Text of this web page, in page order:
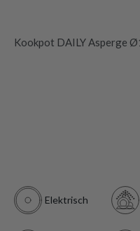
Kookpot DAILY Asperge
Elektrisch